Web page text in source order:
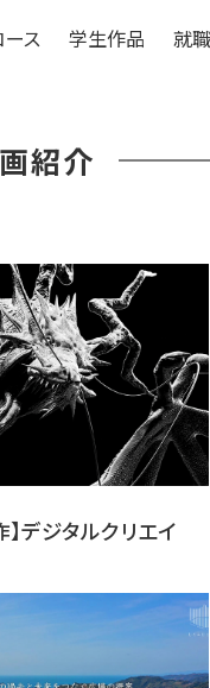
ス 学生作品 就
紹介
デジタルクリエイ